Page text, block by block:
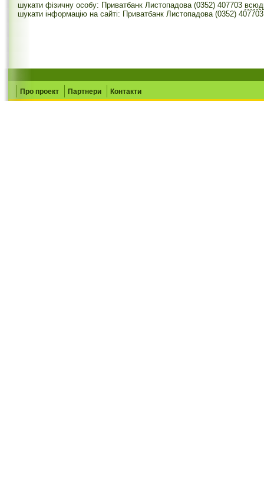
шукати фізичну особу: Приватбанк Листопадова (0352) 407703
шукати інформацію на сайті: Приватбанк Листопадова (0352) 407703
Про проект Партнери Контакти